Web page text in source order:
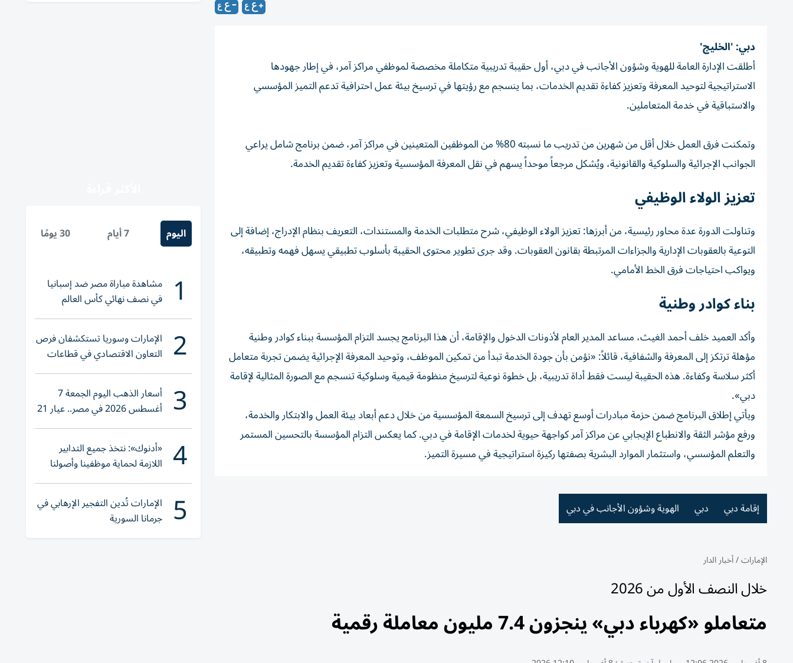
دبي: 'الخليج'
أطلقت الإدارة العامة للهوية وشؤون الأجانب في دبي، أول حقيبة تدريبية متكاملة مخصصة لموظفي مراكز آمر، في إطار جهودها
الاستراتيجية لتوحيد المعرفة وتعزيز كفاءة تقديم الخدمات، بما ينسجم مع رؤيتها في ترسيخ بيئة عمل احترافية تدعم التميز المؤسسي
والاستباقية في خدمة المتعاملين.
وتمكنت فرق العمل خلال أقل من شهرين من تدريب ما نسبته 80% من الموظفين المتعينين في مراكز آمر، ضمن برنامج شامل يراعي
الجوانب الإجرائية والسلوكية والقانونية، ويُشكل مرجعاً موحداً يسهم في نقل المعرفة المؤسسية وتعزيز كفاءة تقديم الخدمة.
تعزيز الولاء الوظيفي
وتناولت الدورة عدة محاور رئيسية، من أبرزها: تعزيز الولاء الوظيفي، شرح متطلبات الخدمة والمستندات، التعريف بنظام الإدراج، إضافة إلى
التوعية بالعقوبات الإدارية والجزاءات المرتبطة بقانون العقوبات. وقد جرى تطوير محتوى الحقيبة بأسلوب تطبيقي يسهل فهمه وتطبيقه،
ويواكب احتياجات فرق الخط الأمامي.
بناء كوادر وطنية
وأكد العميد خلف أحمد الغيث، مساعد المدير العام لأذونات الدخول والإقامة، أن هذا البرنامج يجسد التزام المؤسسة ببناء كوادر وطنية
مؤهلة ترتكز إلى المعرفة والشفافية، قائلاً: «نؤمن بأن جودة الخدمة تبدأ من تمكين الموظف، وتوحيد المعرفة الإجرائية يضمن تجربة متعامل
أكثر سلاسة وكفاءة. هذه الحقيبة ليست فقط أداة تدريبية، بل خطوة نوعية لترسيخ منظومة قيمية وسلوكية تنسجم مع الصورة المثالية لإقامة
دبي».
ويأتي إطلاق البرنامج ضمن حزمة مبادرات أوسع تهدف إلى ترسيخ السمعة المؤسسية من خلال دعم أبعاد بيئة العمل والابتكار والخدمة،
ورفع مؤشر الثقة والانطباع الإيجابي عن مراكز آمر كواجهة حيوية لخدمات الإقامة في دبي. كما يعكس التزام المؤسسة بالتحسين المستمر
والتعلم المؤسسي، واستثمار الموارد البشرية بصفتها ركيزة استراتيجية في مسيرة التميز.
إقامة دبي دبي الهوية وشؤون الأجانب في دبي
الإمارات/أخبار الدار
خلال النصف الأول من 2026
متعاملو «كهرباء دبي» ينجزون 7.4 مليون معاملة رقمية
اليوم 7 أيام 30 يومًا
1 مشاهدة مباراة مصر ضد إسبانيا
في نصف نهائي كأس العالم
لناشئات اليد 2026
2 الإمارات وسوريا تستكشفان فرص
التعاون الاقتصادي في قطاعات
حيوية
3 أسعار الذهب اليوم الجمعة 7
أغسطس 2026 في مصر.. عيار 21
يقترب من هذا الرقم
4 «أدنوك»: نتخذ جميع التدابير
اللازمة لحماية موظفينا وأصولنا
وعملياتنا
5 الإمارات تُدين التفجير الإرهابي في
جرمانا السورية